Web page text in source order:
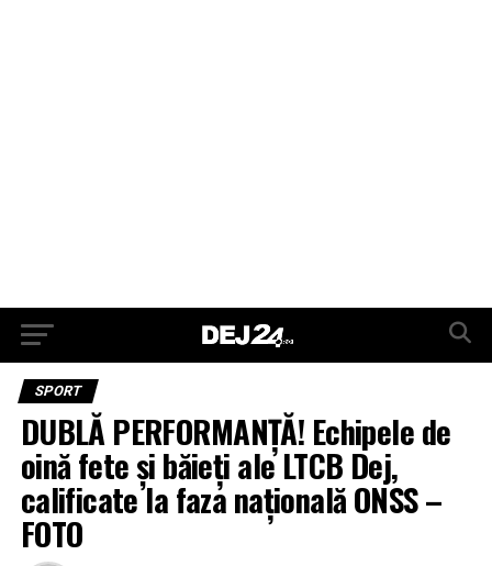
SPORT
DUBLĂ PERFORMANȚĂ! Echipele de
oină fete și băieți ale LTCB Dej,
calificate la faza națională ONSS –
FOTO